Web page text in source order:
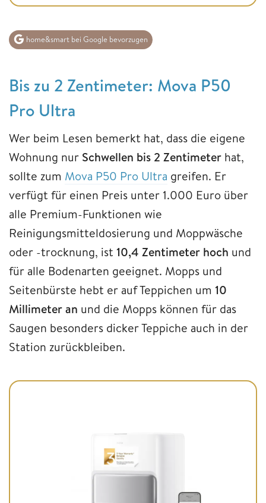
home&smart bei Google bevorzugen
Bis zu 2 Zentimeter: Mova P50
Pro Ultra
Wer beim Lesen bemerkt hat, dass die eigene
Wohnung nur Schwellen bis 2 Zentimeter hat,
sollte zum Mova P50 Pro Ultra greifen. Er
verfügt für einen Preis unter 1.000 Euro über
alle Premium-Funktionen wie
Reinigungsmitteldosierung und Moppwäsche
oder -trocknung, ist 10,4 Zentimeter hoch und
für alle Bodenarten geeignet. Mopps und
Seitenbürste hebt er auf Teppichen um 10
Millimeter an und die Mopps können für das
Saugen besonders dicker Teppiche auch in der
Station zurückbleiben.